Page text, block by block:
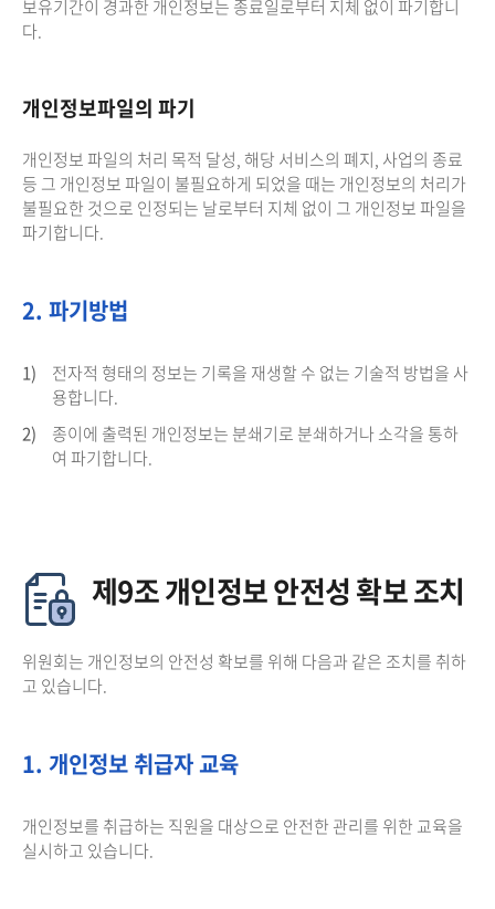
보유기간이 경과한 개인정보는 종료일로부터 지체 없이 파기합니
다.
개인정보파일의 파기
개인정보 파일의 처리 목적 달성, 해당 서비스의 폐지, 사업의 종료
등 그 개인정보 파일이 불필요하게 되었을 때는 개인정보의 처리가
불필요한 것으로 인정되는 날로부터 지체 없이 그 개인정보 파일을
파기합니다.
2. 파기방법
1)
전자적 형태의 정보는 기록을 재생할 수 없는 기술적 방법을 사
용합니다.
2)
종이에 출력된 개인정보는 분쇄기로 분쇄하거나 소각을 통하
여 파기합니다.
제9조 개인정보 안전성 확보 조치
위원회는 개인정보의 안전성 확보를 위해 다음과 같은 조치를 취하
고 있습니다.
1. 개인정보 취급자 교육
개인정보를 취급하는 직원을 대상으로 안전한 관리를 위한 교육을
실시하고 있습니다.